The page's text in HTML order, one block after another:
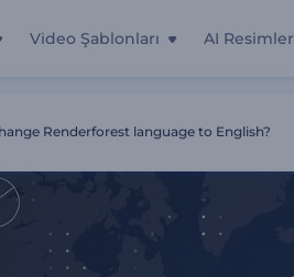
Video Şablonları AI Resimler
Renderforest language to English?